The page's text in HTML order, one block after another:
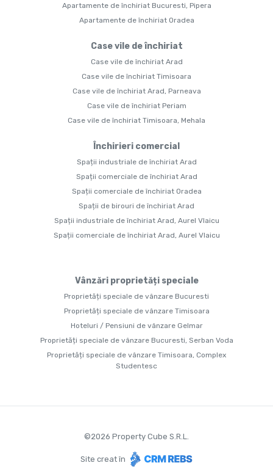
Apartamente de închiriat Bucuresti, Pipera
Apartamente de închiriat Oradea
Case vile de închiriat
Case vile de închiriat Arad
Case vile de închiriat Timisoara
Case vile de închiriat Arad, Parneava
Case vile de închiriat Periam
Case vile de închiriat Timisoara, Mehala
Închirieri comercial
Spații industriale de închiriat Arad
Spații comerciale de închiriat Arad
Spații comerciale de închiriat Oradea
Spații de birouri de închiriat Arad
Spații industriale de închiriat Arad, Aurel Vlaicu
Spații comerciale de închiriat Arad, Aurel Vlaicu
Vânzări proprietăți speciale
Proprietăți speciale de vânzare Bucuresti
Proprietăți speciale de vânzare Timisoara
Hoteluri / Pensiuni de vânzare Gelmar
Proprietăți speciale de vânzare Bucuresti, Serban Voda
Proprietăți speciale de vânzare Timisoara, Complex
Studentesc
©2026 Property Cube S.R.L.
Site creat în